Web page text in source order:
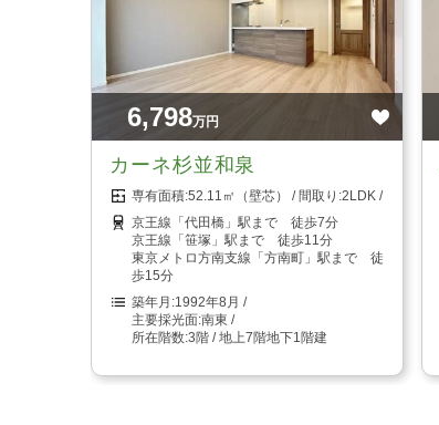
6,798万円
カーネ杉並和泉
52.11㎡（壁芯）
2LDK
京王線「代田橋」駅まで 徒歩7分
京王線「笹塚」駅まで 徒歩11分
東京メトロ方南支線「方南町」駅まで 徒
歩15分
1992年8月
南東
3階 / 地上7階地下1階建